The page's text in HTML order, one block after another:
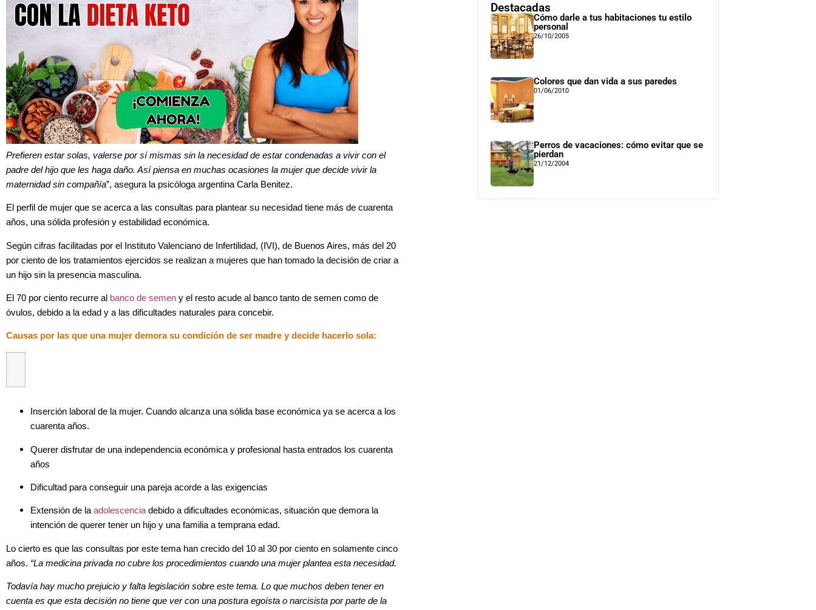
Prefieren estar solas, valerse por sí mismas sin la necesidad de estar condenadas a vivir con el
padre del hijo que les haga daño. Así piensa en muchas ocasiones la mujer que decide vivir la
maternidad sin compañía”, asegura la psicóloga argentina Carla Benitez.
El perfil de mujer que se acerca a las consultas para plantear su necesidad tiene más de cuarenta
años, una sólida profesión y estabilidad económica.
Según cifras facilitadas por el Instituto Valenciano de Infertilidad, (IVI), de Buenos Aires, más del 20
por ciento de los tratamientos ejercidos se realizan a mujeres que han tomado la decisión de criar a
un hijo sin la presencia masculina.
El 70 por ciento recurre al banco de semen y el resto acude al banco tanto de semen como de
óvulos, debido a la edad y a las dificultades naturales para concebir.
Causas por las que una mujer demora su condición de ser madre y decide hacerlo sola:
Inserción laboral de la mujer. Cuando alcanza una sólida base económica ya se acerca a los
cuarenta años.
Querer disfrutar de una independencia económica y profesional hasta entrados los cuarenta
años
Dificultad para conseguir una pareja acorde a las exigencias
Extensión de laadolescenciadebido a dificultades económicas, situación que demora la
intención de querer tener un hijo y una familia a temprana edad.
Lo cierto es que las consultas por este tema han crecido del 10 al 30 por ciento en solamente cinco
años. “La medicina privada no cubre los procedimientos cuando una mujer plantea esta necesidad.
Todavía hay mucho prejuicio y falta legislación sobre este tema. Lo que muchos deben tener en
cuenta es que esta decisión no tiene que ver con una postura egoísta o narcisista por parte de la
Destacadas
Cómo darle a tus habitaciones tu estilo
personal
26/10/2005
Colores que dan vida a sus paredes
01/06/2010
Perros de vacaciones: cómo evitar que se
pierdan
21/12/2004